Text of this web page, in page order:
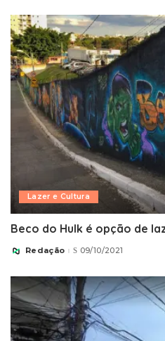
Lazer e Cultura
Beco do Hulk é opção de
Posted
Redação 09/10/2021